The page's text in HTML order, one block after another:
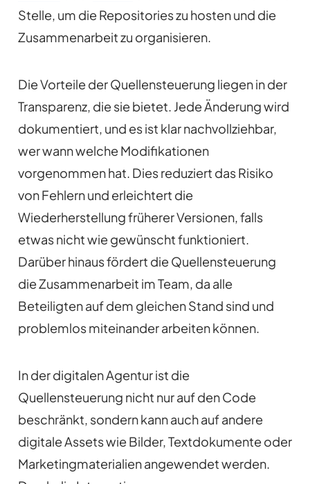
Stelle, um die Repositories zu hosten und die
Zusammenarbeit zu organisieren.
Die Vorteile der Quellensteuerung liegen in der
Transparenz, die sie bietet. Jede Änderung wird
dokumentiert, und es ist klar nachvollziehbar,
wer wann welche Modifikationen
vorgenommen hat. Dies reduziert das Risiko
von Fehlern und erleichtert die
Wiederherstellung früherer Versionen, falls
etwas nicht wie gewünscht funktioniert.
Darüber hinaus fördert die Quellensteuerung
die Zusammenarbeit im Team, da alle
Beteiligten auf dem gleichen Stand sind und
problemlos miteinander arbeiten können.
In der digitalen Agentur ist die
Quellensteuerung nicht nur auf den Code
beschränkt, sondern kann auch auf andere
digitale Assets wie Bilder, Textdokumente oder
Marketingmaterialien angewendet werden.